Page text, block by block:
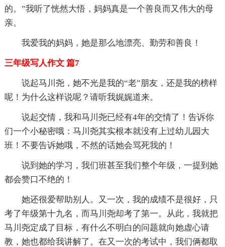
的。”我听了恍然大悟，妈妈真是一个善良而又伟大的母
亲。
我爱我的妈妈，她是那么地漂亮、勤劳和善良！
三年级写人作文 篇7
说起马川尧，她不光是我的“老”朋友，还是我的榜样
呢！为什么这样说呢？请听我娓娓道来。
说起交情，我和马川尧已经有4年的交情了！告诉你
们一个小秘密哦：马川尧其实根本就没有上过幼儿园大
班！不要告诉她哦，不然的话她会骂死我的！
说到她的学习，我们班甚至我们整个年级，一提到她
都会赞口不绝的！
她还很爱帮助别人。又一次，我的成绩不是很好，只
考了年级第十九名，而马川尧却考了第一。从此，我就把
马川尧定成了目标，有什么不明白的问题就向她虚心请
教，她也都给我讲解了。在又一次的考试中，我们俩都取